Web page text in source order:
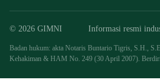
© 2026 GIMNI Informasi resmi
Badan hukum: akta Notaris Buntario Tigris, S.H.,
Kehakiman & HAM No. 249 (30 April 2007).